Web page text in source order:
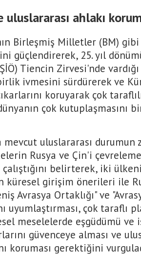
uluslararası ahlakı
Birleşmiş Milletler (BM) gibi
güçlendirerek, 25. yıl
Tiencin Zirvesi'nde
ivmesini sürdürerek ve
koruyarak çok
çok kutuplaşmasını
mevcut uluslararası durumun
Rusya ve Çin'i
belirterek, iki
küresel girişim önerileri ile
Avrasya Ortaklığı" ve
uyumlaştırması, çok taraflı
meselelerde eşgüdümü
güvenceye alması ve
koruması gerektiğini